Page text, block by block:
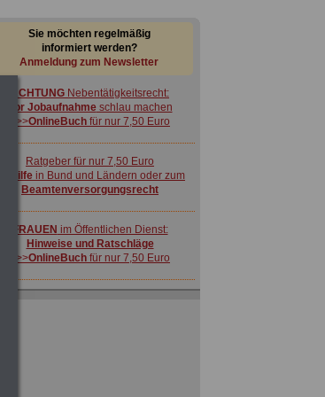
Sie möchten regelmäßig
informiert werden?
Anmeldung zum Newsletter
ACHTUNG Nebentätigkeitsrecht:
vor Jobaufnahmeschlau machen
>>>OnlineBuch für nur 7,50 Euro
Ratgeber für nur 7,50 Euro
Beihilfe in Bund und Ländern oder zum
Beamtenversorgungsrecht
FRAUEN im Öffentlichen Dienst:
Hinweise und Ratschläge
>>>OnlineBuch für nur 7,50 Euro